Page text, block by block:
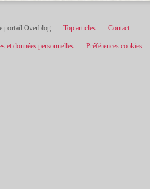
portail Overblog Top articles Contact
et données personnelles Préférences cookies